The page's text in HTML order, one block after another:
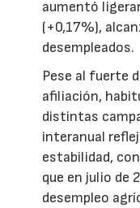
aumentó
(+0,17%),
desempleados.
Pese al fuerte
afiliación,
distintas
interanual
estabilidad,
que en julio de
desempleo